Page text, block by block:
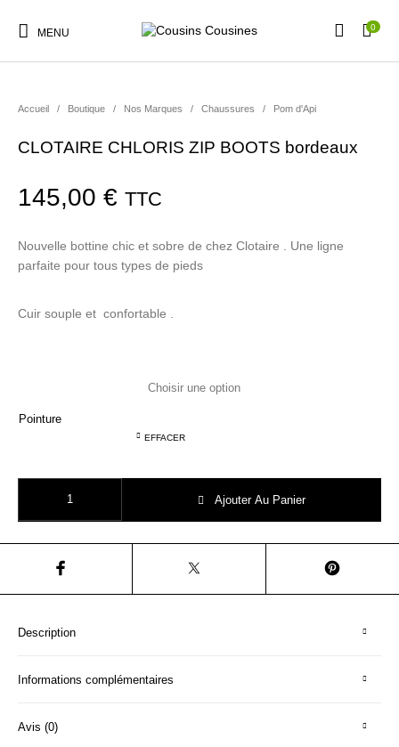
MENU 0
Vêtements Garçons Accessoires Cadeaux Nos Marques
Accueil / Boutique / Nos Marques / Chaussures / Pom d'Api
CLOTAIRE CHLORIS ZIP BOOTS bordeaux
145,00€ TTC
Nouvelle bottine chic et sobre de chez Clotaire . Une ligne
parfaite pour tous types de pieds
Cuir souple et confortable .
Pointure
EFFACER
Ajouter Au Panier
Description
Informations complémentaires
Avis (0)